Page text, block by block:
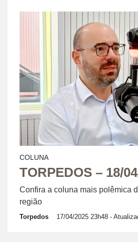
COLUNA
TORPEDOS – 18/
Confira a coluna mais polêmica
região
Torpedos 17/04/2025 23h48 -